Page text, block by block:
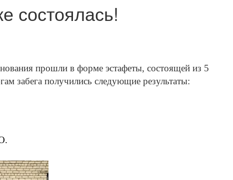
состоялась!
прошли в форме эстафеты, состоящей из 5
забега получились следующие результаты: